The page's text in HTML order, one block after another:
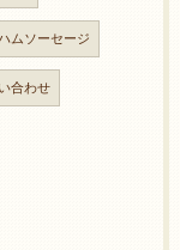
ムソーセージ
合わせ